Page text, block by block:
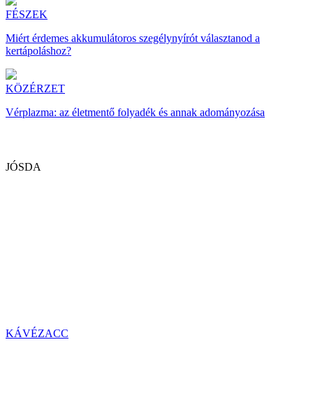
FÉSZEK
Miért érdemes akkumulátoros szegélynyírót választanod a
kertápoláshoz?
KÖZÉRZET
Vérplazma: az életmentő folyadék és annak adományozása
JÓSDA
KÁVÉZACC